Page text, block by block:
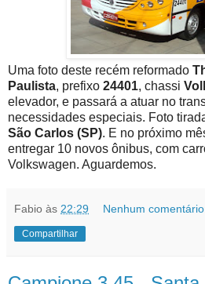
Uma foto deste recém reformado
Paulista, prefixo 24401, chassi
elevador, e passará a atuar no
necessidades especiais. Foto
São Carlos (SP). E no próximo
entregar 10 novos ônibus, com
Volkswagen. Aguardemos.
Fabio às 22:29 Nenhum
Compartilhar